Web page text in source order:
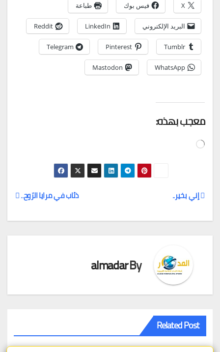
X فيس بوك طباعة
البريد الإلكتروني LinkedIn
Reddit
Tumblr
Pinterest
Telegram
WhatsApp
Mastodon
معجب بهذه:
جاري
تصفّح
ذئاب في مرايا الرّوح.. إني بخير..
By
almadar
Related Post